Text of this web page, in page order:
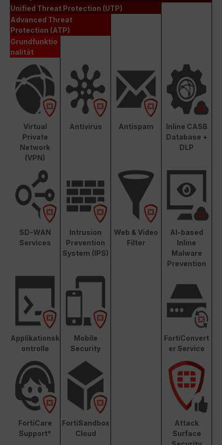
Unified Threat Protection (UTP)
Advanced Threat
Protection (ATP)
Grundfunktio
nalität
Virtual
Private
Network
(VPN)
Antivirus Antispam
Inline CASB
Database +
DLP
SD-WAN
Services
Intrusion
Prevention
System (IPS)
Web & Video
Filter
AI-based
Inline
Malware
Prevention
Applikationsk
ontrolle
Mobile
Security
FortiConvert
er Service
FortiCare
Support*
FortiSandbox
Cloud
Attack
Surface